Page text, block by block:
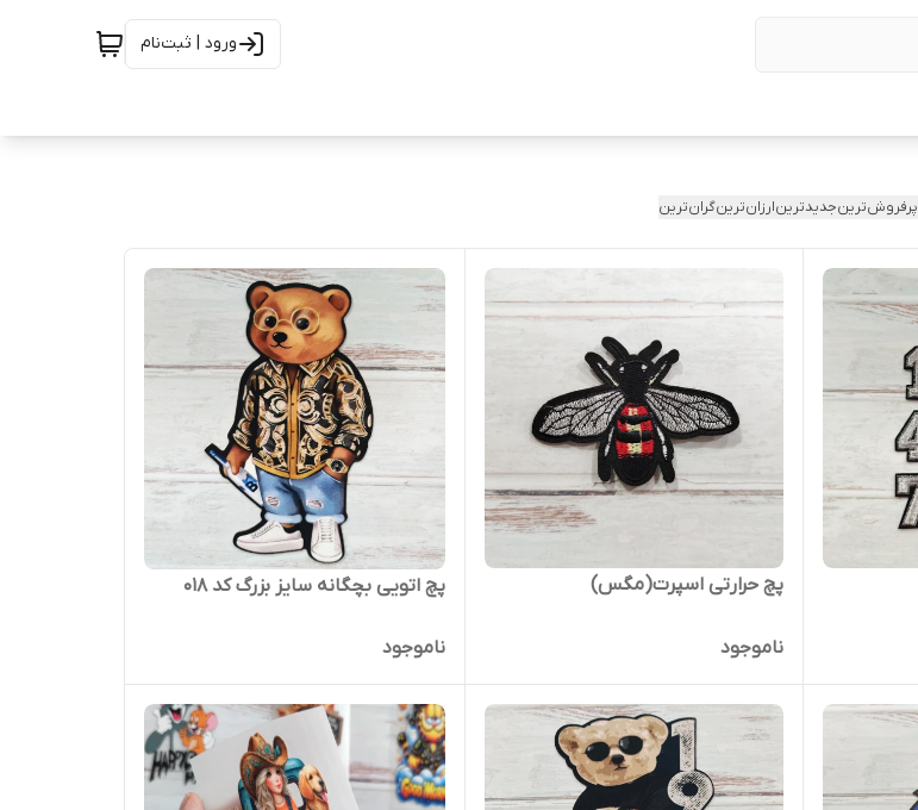
ورود | ثبت‌نام
پرفروش‌ترینجدیدترینارزان‌ترینگران‌ترین
پچ حرارتی اسپرت(مگس)
ناموجود
پچ اتویی بچگانه سایز بزرگ کد ۰۱۸
ناموجود